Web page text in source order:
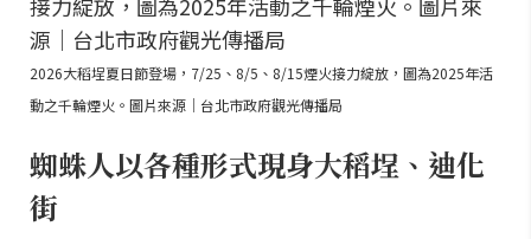
2026大稻埕夏日節登場，7/25、8/5、8/15煙火接力綻放，圖為2025年活
動之千輪煙火。圖片來源｜台北市政府觀光傳播局
蜘蛛人以各種形式現身大稻埕、迪化
街